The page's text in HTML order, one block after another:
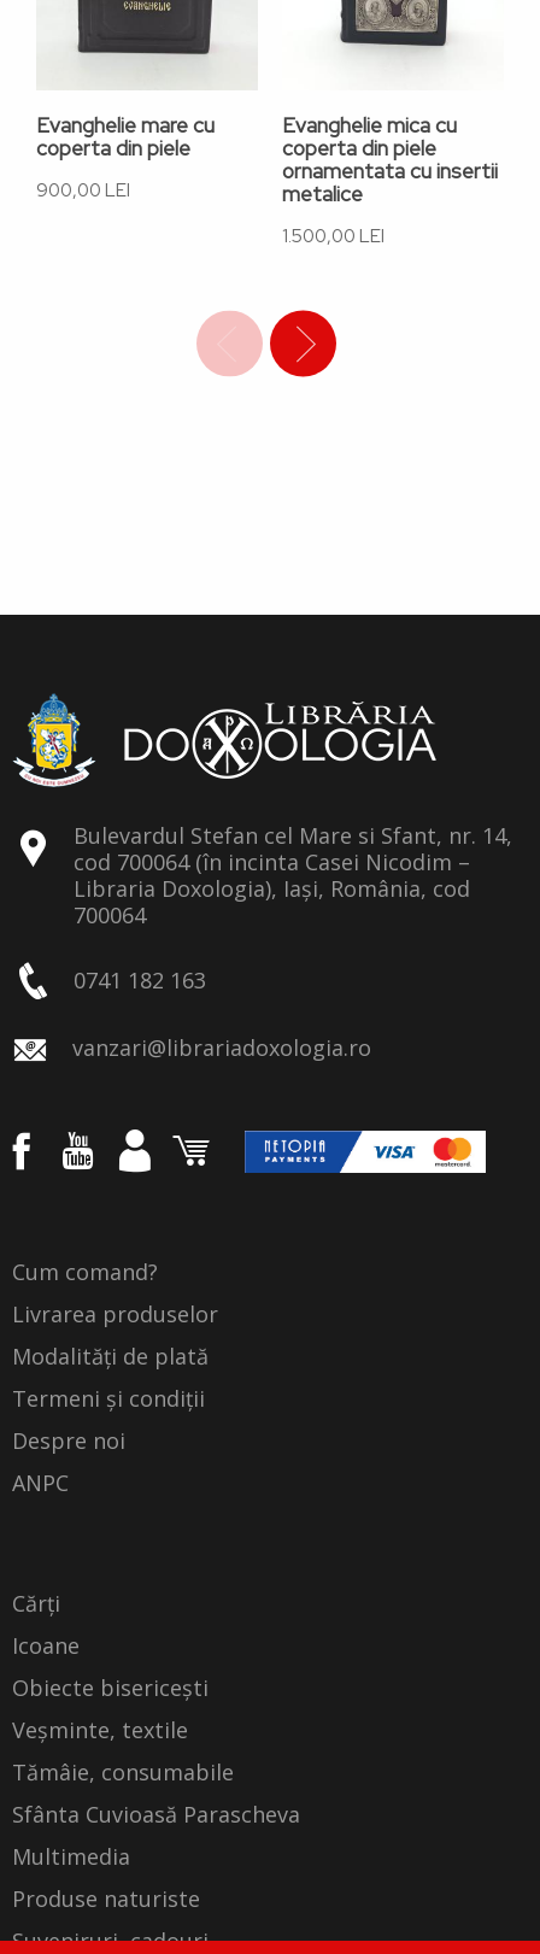
Evanghelie mare cu
coperta din piele
900,00 LEI
Evanghelie mica cu
coperta din piele
ornamentata cu insertii
metalice
1.500,00 LEI
Bulevardul Stefan cel Mare si Sfant, nr. 14,
cod 700064 (în incinta Casei Nicodim –
Libraria Doxologia), Iași, România, cod
700064
0741 182 163
vanzari@librariadoxologia.ro
Cum comand?
Livrarea produselor
Modalități de plată
Termeni și condiții
Despre noi
ANPC
Cărți
Icoane
Obiecte bisericești
Veșminte, textile
Tămâie, consumabile
Sfânta Cuvioasă Parascheva
Multimedia
Produse naturiste
Suveniruri, cadouri